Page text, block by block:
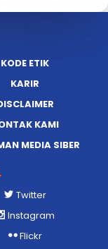
KODE ETIK
KARIR
KAMI
MEDIA SIBER
Twitter
Instagram
Flickr